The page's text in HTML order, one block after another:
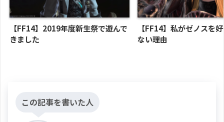
【FF14】2019年度新生祭で遊んで
きました
【FF14】私がゼノスを
ない理由
この記事を書いた人